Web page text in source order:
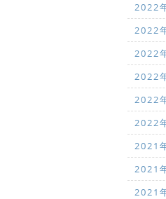
2022
2022
2022
2022
2022
2022
2021
2021
2021